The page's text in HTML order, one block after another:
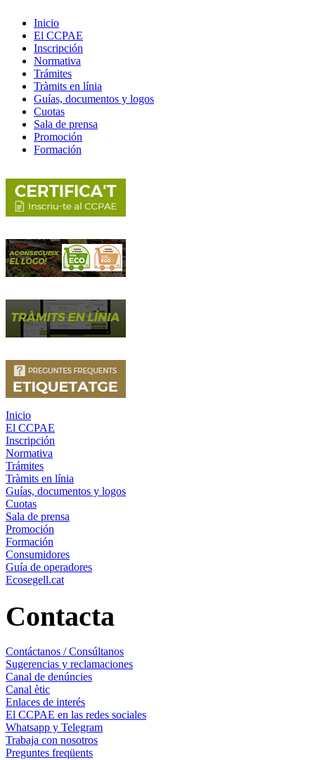
Inicio
El CCPAE
Inscripción
Normativa
Trámites
Tràmits en línia
Guías, documentos y logos
Cuotas
Sala de prensa
Promoción
Formación
Inicio
El CCPAE
Inscripción
Normativa
Trámites
Tràmits en línia
Guías, documentos y logos
Cuotas
Sala de prensa
Promoción
Formación
Consumidores
Guía de operadores
Ecosegell.cat
Contacta
Contáctanos / Consúltanos
Sugerencias y reclamaciones
Canal de denúncies
Canal ètic
Enlaces de interés
El CCPAE en las redes sociales
Whatsapp y Telegram
Trabaja con nosotros
Preguntes freqüents